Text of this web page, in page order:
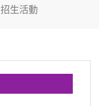
招生活動